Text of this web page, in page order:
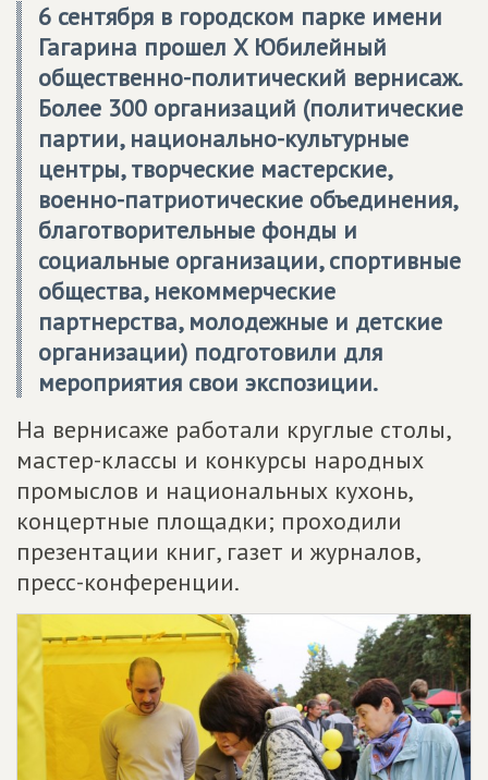
6 сентября в городском парке имени
Гагарина прошел X Юбилейный
общественно-политический вернисаж.
Более 300 организаций (политические
партии, национально-культурные
центры, творческие мастерские,
военно-патриотические объединения,
благотворительные фонды и
социальные организации, спортивные
общества, некоммерческие
партнерства, молодежные и детские
организации) подготовили для
мероприятия свои экспозиции.
На вернисаже работали круглые столы,
мастер-классы и конкурсы народных
промыслов и национальных кухонь,
концертные площадки; проходили
презентации книг, газет и журналов,
пресс-конференции.